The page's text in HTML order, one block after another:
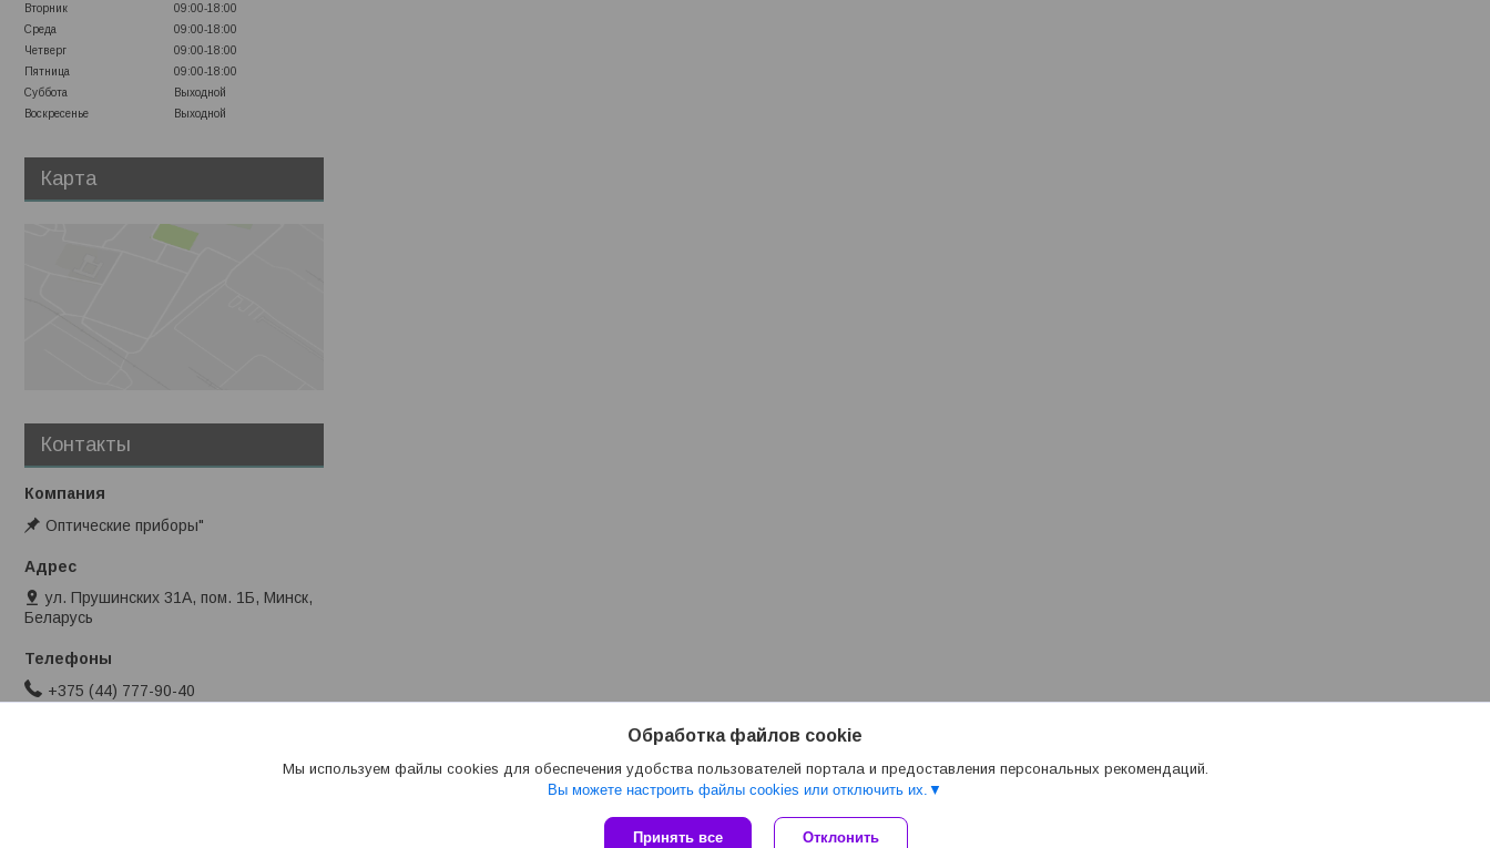
Вторник
09:00-18:00
Среда
09:00-18:00
Четверг
09:00-18:00
Пятница
09:00-18:00
Суббота
Выходной
Воскресенье
Выходной
Карта
Контакты
Оптические приборы"
ул. Прушинских 31А, пом. 1Б, Минск,
Беларусь
+375 (44) 777-90-40
Сайт создан на платформе Deal.by
Обработка файлов cookie
Мы используем файлы cookies для обеспечения удобства пользователей портала и предоставления персональных рекомендаций.
Вы можете настроить файлы cookies или отключить их.
Принять все Отклонить